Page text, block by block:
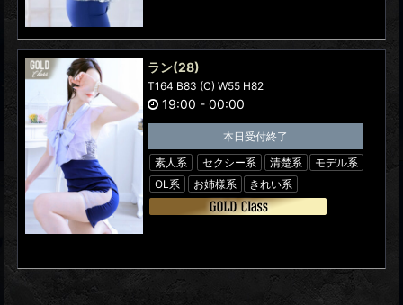
ラン(28)
T164 B83 (C) W55 H82
19:00 - 00:00
本日受付終了
素人系
セクシー系 清楚系
モデル系
OL系
お姉様系 きれい系